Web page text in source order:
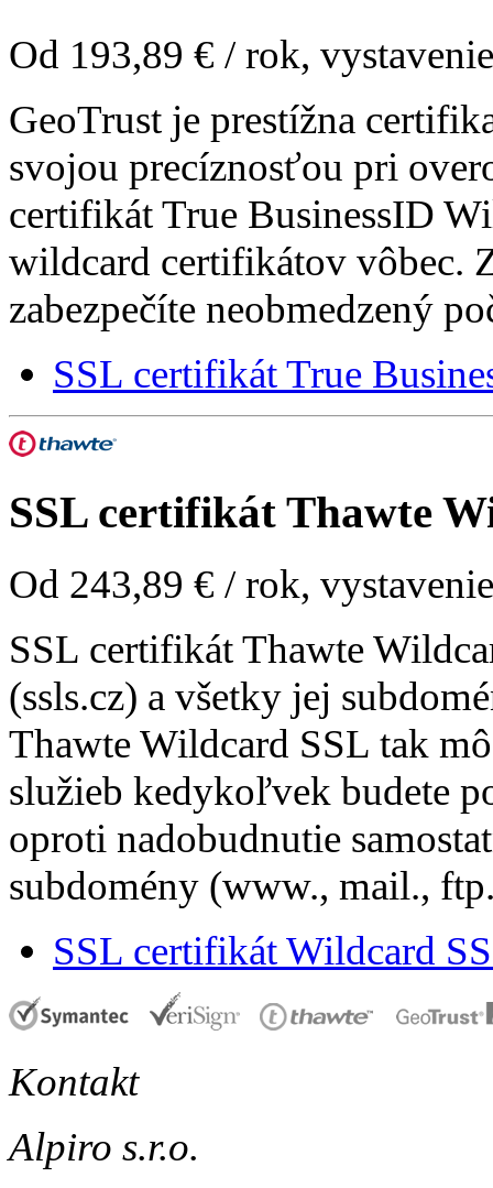
Od 193,89 € / rok,
GeoTrust je prestížna
svojou precíznosťou pri
certifikát True BusinessID
wildcard certifikátov vôbec.
zabezpečíte neobmedzený
SSL certifikát True
SSL certifikát Thawte
Od 243,89 € / rok,
SSL certifikát Thawte
(ssls.cz) a všetky jej
Thawte Wildcard SSL tak
služieb kedykoľvek budete
oproti nadobudnutie
subdomény (www., mail.,
SSL certifikát Wildcard
Kontakt
Alpiro s.r.o.